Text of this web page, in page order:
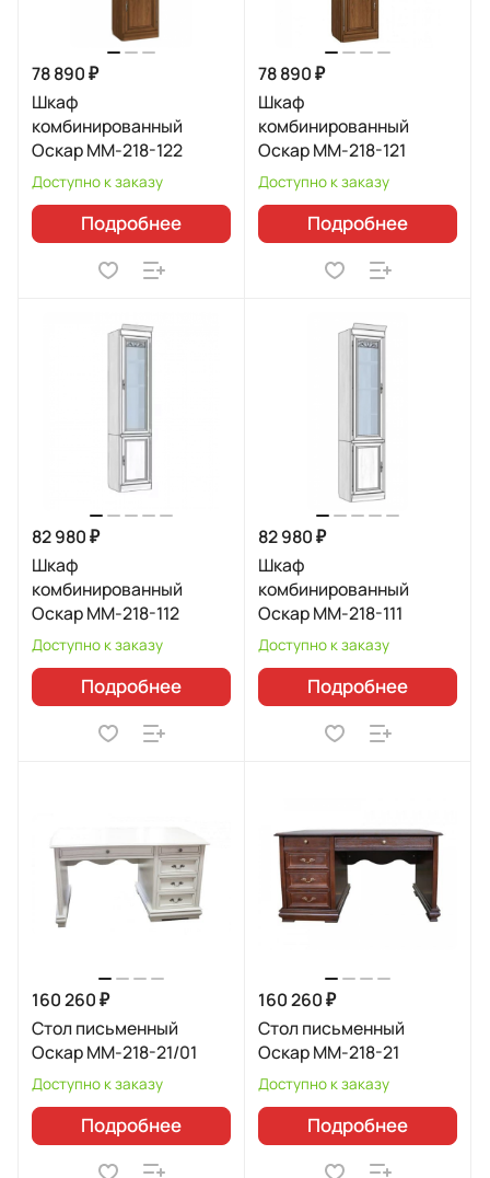
78 890 ₽
Шкаф
комбинированный
Оскар ММ-218-122
Доступно к заказу
Подробнее
78 890 ₽
Шкаф
комбинированный
Оскар ММ-218-121
Доступно к заказу
Подробнее
82 980 ₽
Шкаф
комбинированный
Оскар ММ-218-112
Доступно к заказу
Подробнее
82 980 ₽
Шкаф
комбинированный
Оскар ММ-218-111
Доступно к заказу
Подробнее
160 260 ₽
Стол письменный
Оскар ММ-218-21/01
Доступно к заказу
Подробнее
160 260 ₽
Стол письменный
Оскар ММ-218-21
Доступно к заказу
Подробнее